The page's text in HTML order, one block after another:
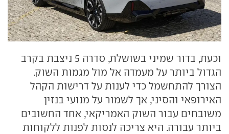
וכעת, בדור שמיני בשושלת, סדרה 5 ניצבת בקרב
הגדול ביותר על מעמדה אל מול מגמות השוק.
הצורך להתחשמל כדי לענות על דרישות הקהל
האירופאי והסיני, אך לשמור על מנועי בנזין
משובחים עבור השוק האמריקאי, אחד החשובים
ביותר עבורה. היא צריכה לנסות לפנות ללקוחות